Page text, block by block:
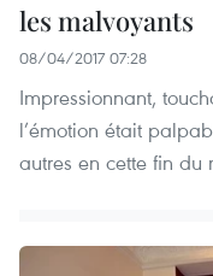
les malvoyants
08/04/2017 07:28
Impressionnant,
l’émotion était
autres en cette fin du